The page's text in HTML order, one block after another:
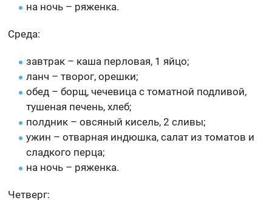
на ночь – ряженка.
Среда:
завтрак – каша перловая, 1 яйцо;
ланч – творог, орешки;
обед – борщ, чечевица с томатной подливой,
тушеная печень, хлеб;
полдник – овсяный кисель, 2 сливы;
ужин – отварная индюшка, салат из томатов и
сладкого перца;
на ночь – ряженка.
Четверг: